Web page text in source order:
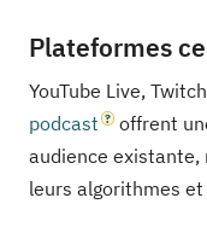
Plateformes
YouTube Live,
podcast
offrent
audience existante,
leurs algorithmes